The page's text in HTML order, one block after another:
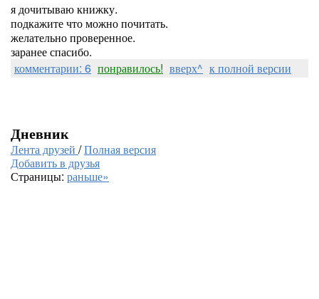
я дочитываю книжку.
подкажите что можно почитать.
желательно проверенное.
заранее спасибо.
комментарии: 6 понравилось! вверх^ к полной версии
Дневник
Лента друзей /Полная версия
Добавить в друзья
Страницы: раньше»